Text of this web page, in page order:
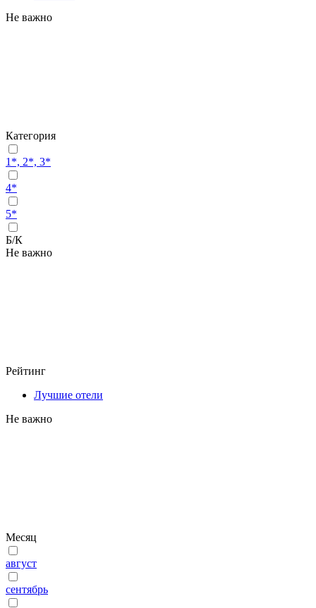
Не важно
Категория
1*, 2*, 3*
4*
5*
Б/К
Не важно
Рейтинг
Лучшие отели
Не важно
Месяц
август
сентябрь